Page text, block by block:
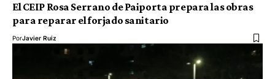
El CEIP Rosa Serrano de Paiporta prepara las obras
para reparar el forjado sanitario
PorJavier Ruiz